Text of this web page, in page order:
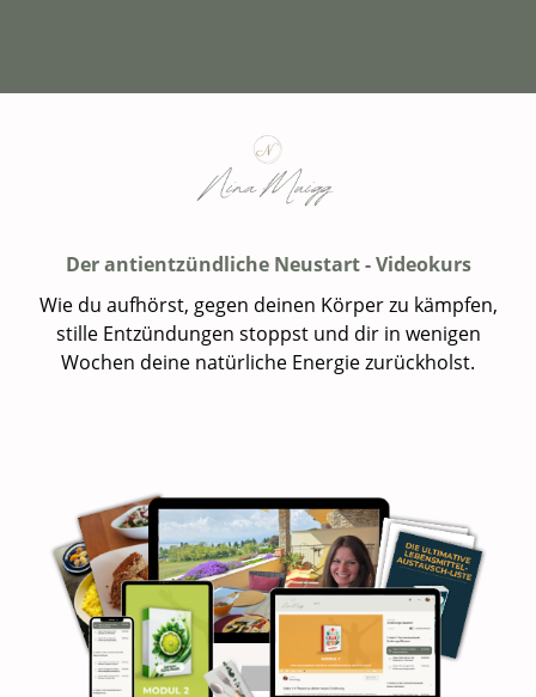
Der antientzündliche Neustart - Videokurs
Wie du aufhörst, gegen deinen Körper zu kämpfen,
stille Entzündungen stoppst und dir in wenigen
Wochen deine natürliche Energie zurückholst.